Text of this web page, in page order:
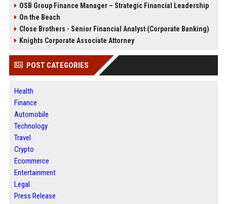
OSB Group Finance Manager – Strategic Financial Leadership
On the Beach
Close Brothers - Senior Financial Analyst (Corporate Banking)
Knights Corporate Associate Attorney
POST CATEGORIES
Health
Finance
Automobile
Technology
Travel
Crypto
Ecommerce
Entertainment
Legal
Press Release